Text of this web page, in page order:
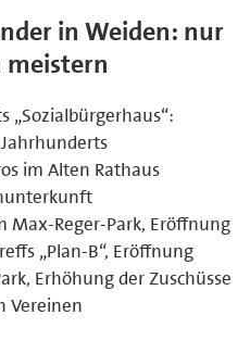
in Weiden: nur
meistern
„Sozialbürgerhaus“:
im Alten Rathaus
Max-Reger-Park, Eröffnung
„Plan-B“, Eröffnung
Erhöhung der Zuschüsse
Vereinen